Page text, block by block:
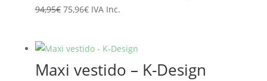
94,95€ El
era:
94,95€.
75,96€El
es:
75,96€.
IVA Inc.
Maxi vestido – K-Design